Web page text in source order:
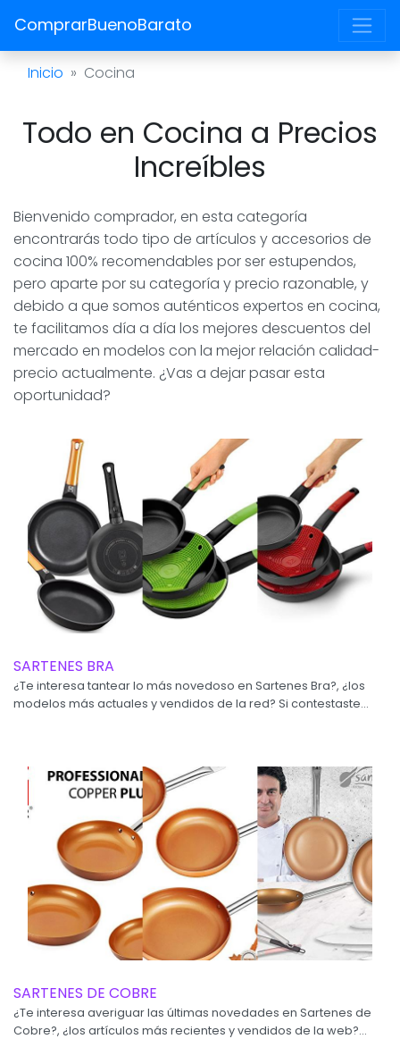
ComprarBuenoBarato
Inicio Cocina
Todo en Cocina a Precios
Increíbles
Bienvenido comprador, en esta categoría
encontrarás todo tipo de artículos y accesorios de
cocina 100% recomendables por ser estupendos,
pero aparte por su categoría y precio razonable, y
debido a que somos auténticos expertos en cocina,
te facilitamos día a día los mejores descuentos del
mercado en modelos con la mejor relación calidad-
precio actualmente. ¿Vas a dejar pasar esta
oportunidad?
SARTENES BRA
¿Te interesa tantear lo más novedoso en Sartenes Bra?, ¿los
modelos más actuales y vendidos de la red? Si contestaste...
SARTENES DE COBRE
¿Te interesa averiguar las últimas novedades en Sartenes de
Cobre?, ¿los artículos más recientes y vendidos de la web?...